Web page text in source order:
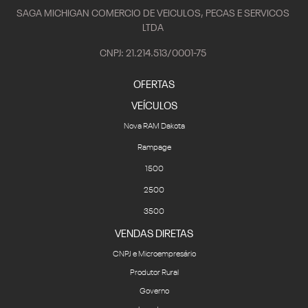
SAGA MICHIGAN COMERCIO DE VEICULOS, PECAS E SERVICOS
LTDA
CNPJ: 21.214.513/0001-75
OFERTAS
VEÍCULOS
Nova RAM Dakota
Rampage
1500
2500
3500
VENDAS DIRETAS
CNPJ e Microempresário
Produtor Rural
Governo